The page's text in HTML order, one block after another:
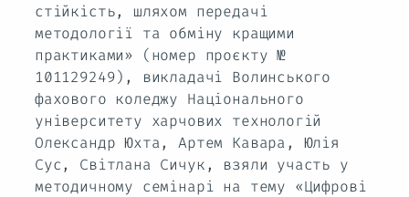
стійкість, шляхом передачі
методології та обміну кращими
практиками» (номер проєкту №
101129249), викладачі Волинського
фахового коледжу Національного
університету харчових технологій
Олександр Юхта, Артем Кавара, Юлія
Сус, Світлана Сичук, взяли участь у
методичному семінарі на тему «Цифрові